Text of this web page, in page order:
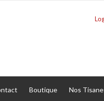
Boutique Nos